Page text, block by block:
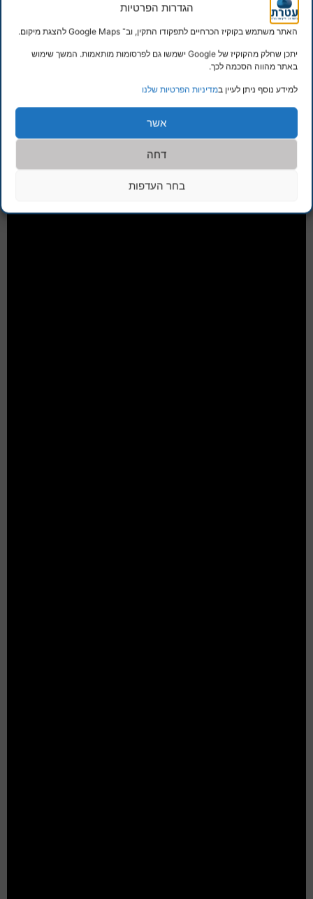
הגדרות הפרטיות
האתר משתמש בקוקיז הכרחיים לתפקודו התקין, וב־ Google Maps להצגת מיקום.
יתכן שחלק מהקוקיז של Google ישמשו גם לפרסומות מותאמות. המשך שימוש
באתר מהווה הסכמה לכך.
למידע נוסף ניתן לעיין במדיניות הפרטיות שלנו
אשר
דחה
בחר העדפות